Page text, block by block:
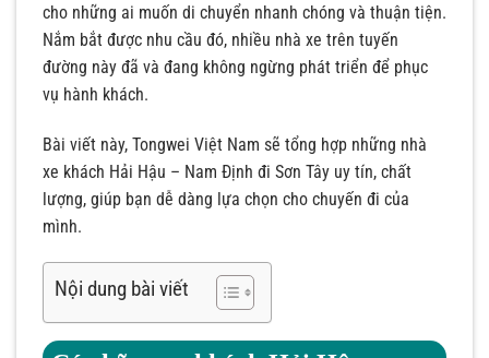
cho những ai muốn di chuyển nhanh chóng và thuận tiện.
Nắm bắt được nhu cầu đó, nhiều nhà xe trên tuyến
đường này đã và đang không ngừng phát triển để phục
vụ hành khách.
Bài viết này, Tongwei Việt Nam sẽ tổng hợp những nhà
xe khách Hải Hậu – Nam Định đi Sơn Tây uy tín, chất
lượng, giúp bạn dễ dàng lựa chọn cho chuyến đi của
mình.
Nội dung bài viết